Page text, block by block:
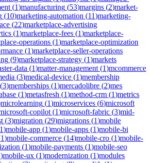
(1)manufacturing (53)margins (2)market-
(10)marketing-automation (11)marketing-
(22)marketplace-advertising
(1)marketplace-fees (1)marketplace-
operations (1)marketplace-optimization
(1)marketplace-seller-operations
(9)marketplace-strategy (1)markets
data (1)matter-management (1)mcommerce
(3)medical-device (1)membership
(3)memberships (1)mercadolibre (2)mes
(1)metasfresh (1)method-crm (1)metrics
microlearning (1)microservices (6)microsoft
copilot (1)microsoft-fabric (3)mid-
(3)migration (29)migrations (1)mobile
1)mobile-app (1)mobile-apps (1)mobile-bi
1)mobile-commerce (14)mobile-cro (1)mobile-
(1)mobile-payments (1)mobile-seo
)mobile-ux (1)modernization (1)modules